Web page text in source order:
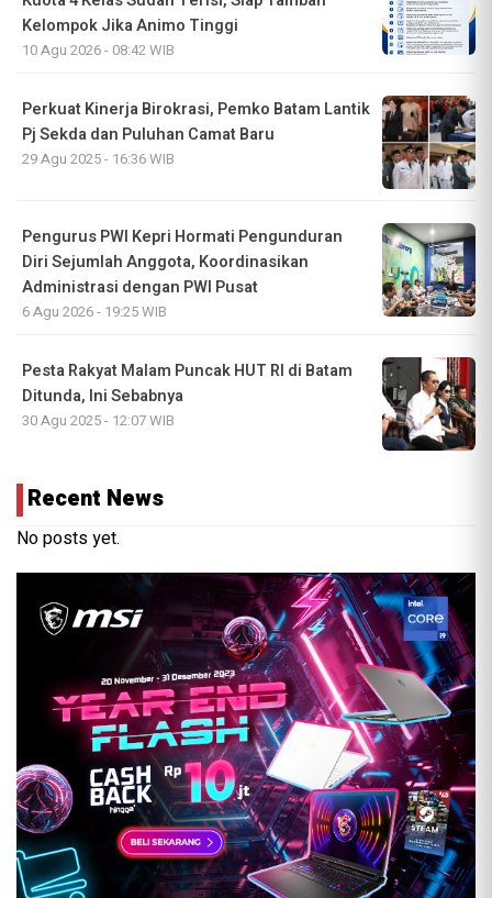
Kelompok Jika Animo Tinggi
10 Agu 2026 - 08:42 WIB
Perkuat Kinerja Birokrasi, Pemko Batam Lantik
Pj Sekda dan Puluhan Camat Baru
29 Agu 2025 - 16:36 WIB
Pengurus PWI Kepri Hormati Pengunduran
Diri Sejumlah Anggota, Koordinasikan
Administrasi dengan PWI Pusat
6 Agu 2026 - 19:25 WIB
Pesta Rakyat Malam Puncak HUT RI di Batam
Ditunda, Ini Sebabnya
30 Agu 2025 - 12:07 WIB
Recent News
No posts yet.